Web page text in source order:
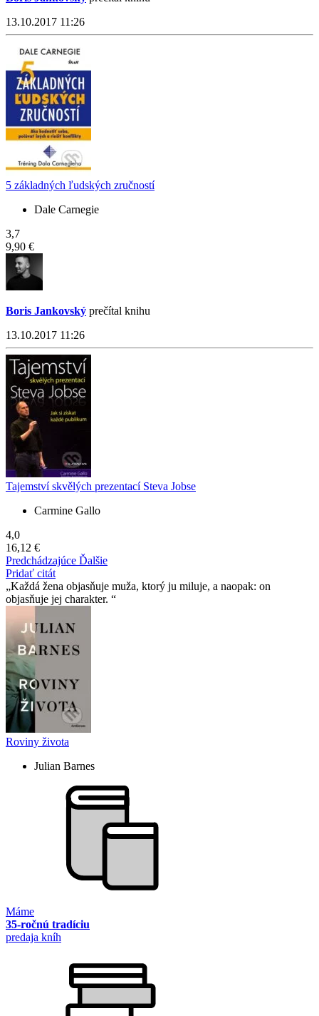
13.10.2017 11:26
5 základných ľudských zručností
Dale Carnegie
3,7
9,90 €
Boris Jankovský prečítal knihu
13.10.2017 11:26
Tajemství skvělých prezentací Steva Jobse
Carmine Gallo
4,0
16,12 €
Predchádzajúce Ďalšie
Pridať citát
Každá žena objasňuje muža, ktorý ju miluje, a naopak: on
objasňuje jej charakter.
Roviny života
Julian Barnes
Máme
35-ročnú tradíciu
predaja kníh